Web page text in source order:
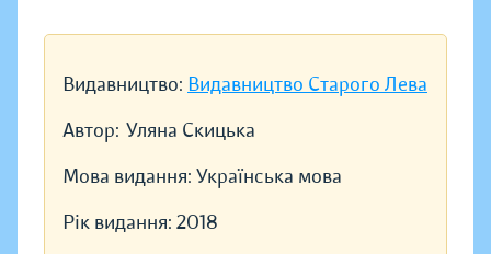
Видавництво: Видавництво Старого Лева
Автор: Уляна Скицька
Мова видання: Українська мова
Рік видання: 2018